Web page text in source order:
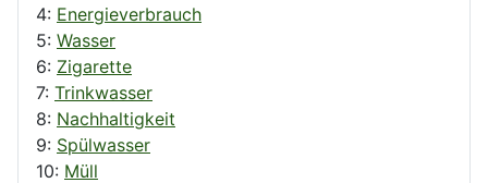
4: Energieverbrauch
5: Wasser
6: Zigarette
7: Trinkwasser
8: Nachhaltigkeit
9: Spülwasser
10: Müll